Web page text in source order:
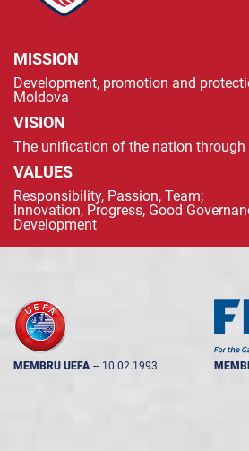
MISSION
Development, promotion and
Moldova
VISION
The unification of the nation through
VALUES
Responsibility, Passion, Team;
Innovation, Progress, Good
Development
MEMBRU UEFA -- 10.02.1993